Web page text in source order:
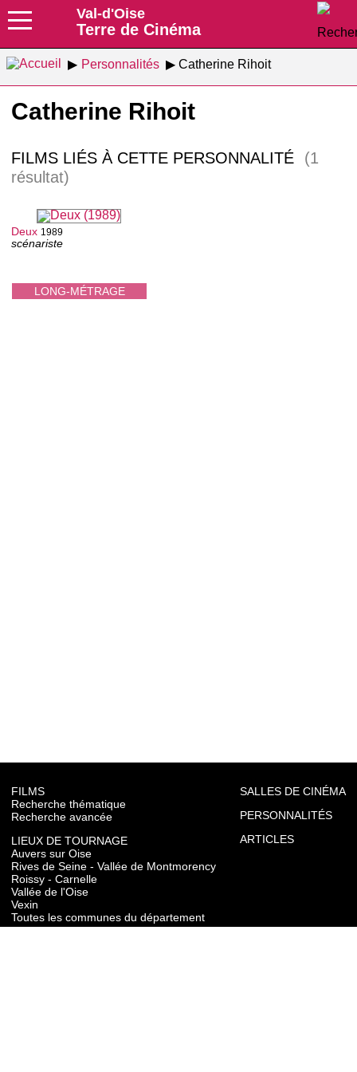
Val-d'Oise
Terre de Cinéma
Personnalités Catherine Rihoit
Catherine Rihoit
FILMS LIÉS À CETTE PERSONNALITÉ
(1
résultat)
LONG-MÉTRAGE
Deux 1989
scénariste
FILMS
Recherche thématique
Recherche avancée
LIEUX DE TOURNAGE
Auvers sur Oise
Rives de Seine - Vallée de Montmorency
Roissy - Carnelle
Vallée de l'Oise
Vexin
Toutes les communes du département
SALLES DE CINÉMA
PERSONNALITÉS
ARTICLES